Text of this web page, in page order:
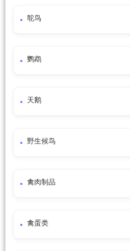
鸵鸟
鹦鹉
天鹅
野生候鸟
禽肉制品
禽蛋类